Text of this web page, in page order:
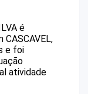
é
CASCAVEL,
e foi
atividade